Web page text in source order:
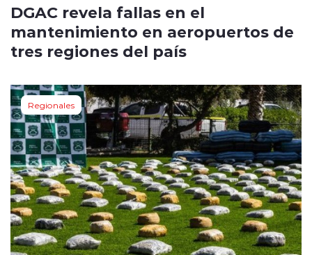
DGAC revela fallas en el
mantenimiento en aeropuertos de
tres regiones del país
Regionales